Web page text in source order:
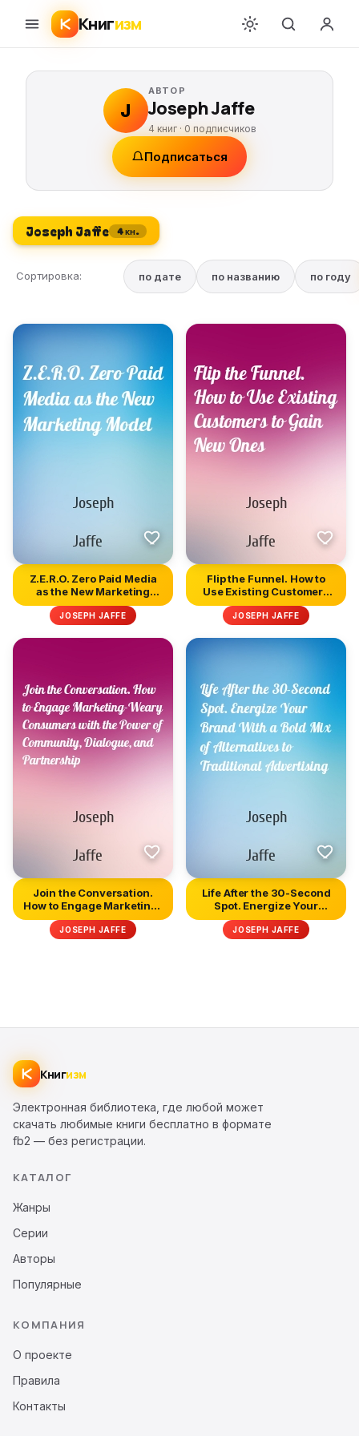
Книгизм
J
АВТОР
Joseph Jaffe
4 книг · 0 подписчиков
Подписаться
Joseph Jaffe 4 кн.
Сортировка: по дате по названию по году
Z.E.R.O. Zero Paid Media
as the New Marketing
Mode...
JOSEPH JAFFE
Flip the Funnel. How to
Use Existing Customers
to...
JOSEPH JAFFE
Join the Conversation.
How to Engage Marketing-
Wea...
JOSEPH JAFFE
Life After the 30-Second
Spot. Energize Your
Brand...
JOSEPH JAFFE
Книгизм
Электронная библиотека, где любой может
скачать любимые книги бесплатно в формате
fb2 — без регистрации.
КАТАЛОГ
Жанры
Серии
Авторы
Популярные
КОМПАНИЯ
О проекте
Правила
Контакты